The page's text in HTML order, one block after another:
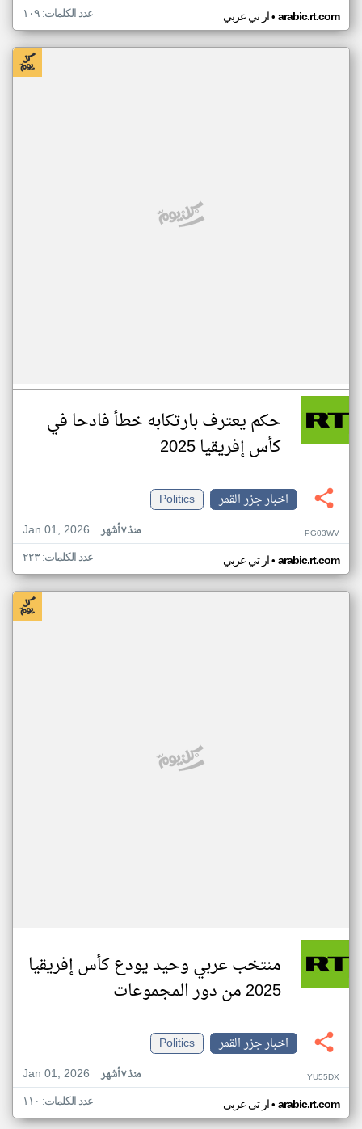
ار تي عربي• arabic.rt.com عدد الكلمات: ١٠٩
حكم يعترف بارتكابه خطأ فادحا في
كأس إفريقيا 2025
اخبار جزر القمر
Politics
Jan 01, 2026
منذ ٧ أشهر PG03WV
ار تي عربي• arabic.rt.com عدد الكلمات: ٢٢٣
منتخب عربي وحيد يودع كأس إفريقيا
2025 من دور المجموعات
اخبار جزر القمر
Politics
Jan 01, 2026
منذ ٧ أشهر YU55DX
ار تي عربي• arabic.rt.com عدد الكلمات: ١١٠